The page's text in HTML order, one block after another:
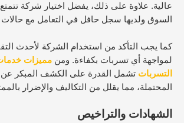
عالية. علاوة على ذلك، يفضل اختيار شركة
السوق ولديها سجل حافل في التعامل مع حالات
كما يجب التأكد من استخدام الشركة لأحدث
لمواجهة أي تسربات بكفاءة. ومن مميزات
التسربات تشمل القدرة على الكشف المبكر
المحتملة، مما يقلل من التكاليف والإضرار
الشهادات والتراخيص